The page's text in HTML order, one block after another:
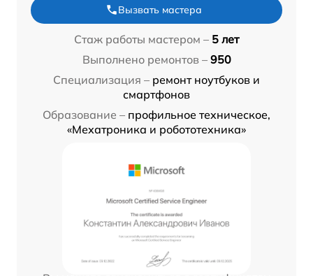
Вызвать мастера
Стаж работы мастером – 5 лет
Выполнено ремонтов – 950
Специализация – ремонт ноутбуков и
смартфонов
Образование – профильное техническое,
«Мехатроника и робототехника»